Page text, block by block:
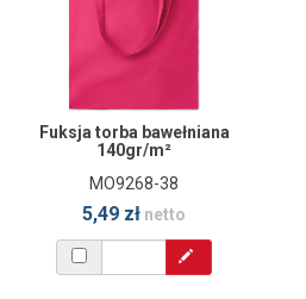
Fuksja torba bawełniana
140gr/m²
MO9268-38
5,49 zł netto